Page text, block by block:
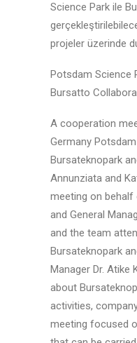
Science Park ile
projeler üzerinde
Potsdam Science
Bursatto
A cooperation
Germany
Bursateknopark
Annunziata and
meeting on
and General
and the team
Bursateknopark
Manager Dr. Atike
about
activities,
meeting focused